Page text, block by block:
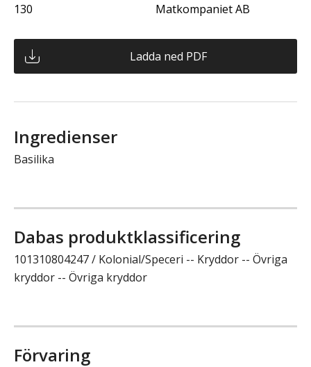
130 Matkompaniet AB
Ladda ned PDF
Ingredienser
Basilika
Dabas produktklassificering
101310804247 / Kolonial/Speceri -- Kryddor -- Övriga
kryddor -- Övriga kryddor
Förvaring